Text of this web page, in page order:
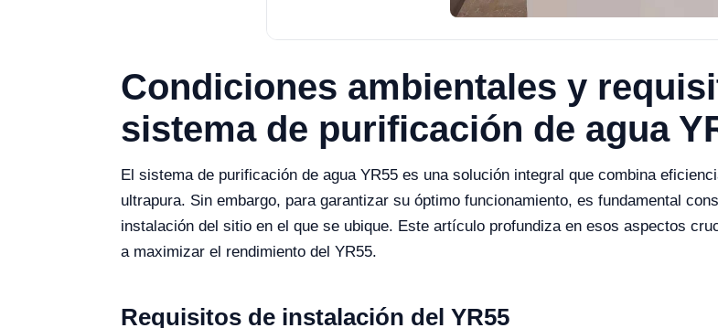
Condiciones ambientales y
sistema de purificación de agua
El sistema de purificación de agua YR55 es una solución integral que combina
ultrapura. Sin embargo, para garantizar su óptimo funcionamiento, es fundamental
instalación del sitio en el que se ubique. Este artículo profundiza en esos aspectos
a maximizar el rendimiento del YR55.
Requisitos de instalación del YR55